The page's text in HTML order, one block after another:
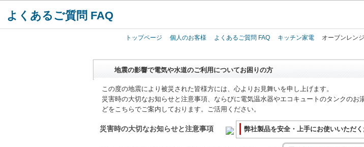
よくあるご質問 FAQ
トップページ 個人のお客様 よくあるご質問 FAQ キッチン家電
オーブンレンジ
地震の影響で電気や水道のご利用についてお困りの方
この度の地震により被災された皆様方には、心よりお見舞いを申し上げます。
災害時の大切なお知らせと注意事項、ならびに電気温水器やエコキュートのタンクの
どをこちらでご案内しております。ご活用ください。
災害時の大切なお知らせと注意事項 弊社製品を安全・上手にお使いいただ